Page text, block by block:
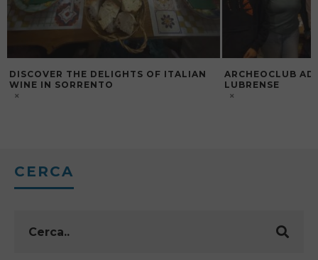
DISCOVER THE DELIGHTS OF ITALIAN
WINE IN SORRENTO
ARCHEOCLUB
LUBRENSE
CERCA